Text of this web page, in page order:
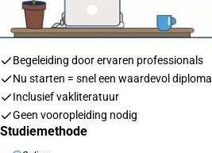
Begeleiding door ervaren professionals
Nu starten = snel een waardevol diploma
Inclusief vakliteratuur
Geen vooropleiding nodig
Studiemethode